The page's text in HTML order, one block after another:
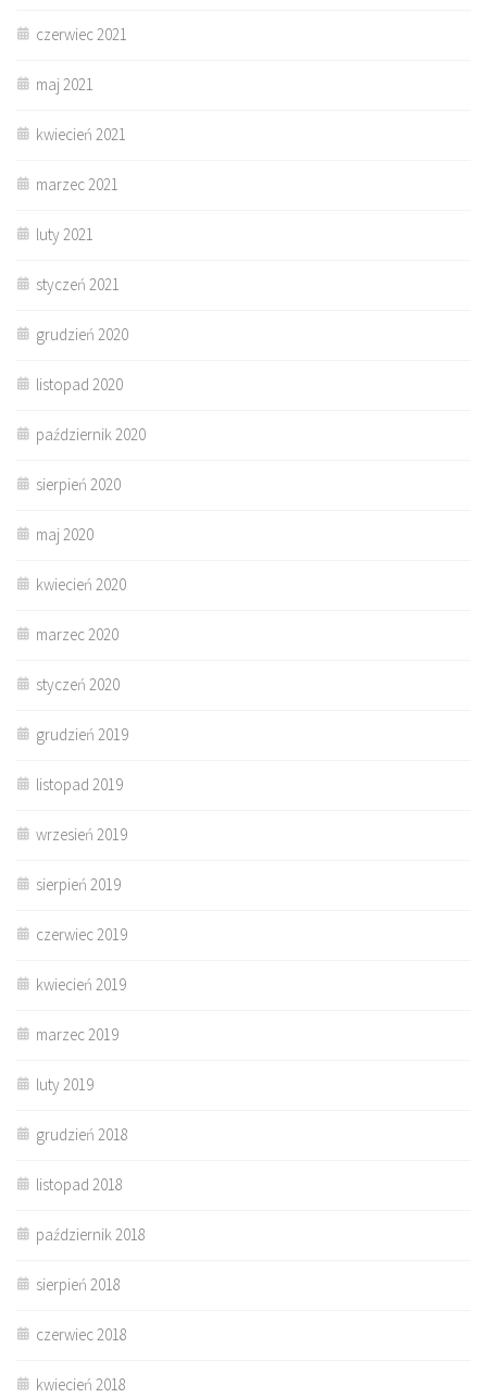
czerwiec 2021
maj 2021
kwiecień 2021
marzec 2021
luty 2021
styczeń 2021
grudzień 2020
listopad 2020
październik 2020
sierpień 2020
maj 2020
kwiecień 2020
marzec 2020
styczeń 2020
grudzień 2019
listopad 2019
wrzesień 2019
sierpień 2019
czerwiec 2019
kwiecień 2019
marzec 2019
luty 2019
grudzień 2018
listopad 2018
październik 2018
sierpień 2018
czerwiec 2018
kwiecień 2018